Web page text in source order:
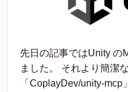
先日の記事ではUnity の
ました。 それより簡潔
「CoplayDev/unity-